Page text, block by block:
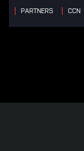
PARTNERS CCN